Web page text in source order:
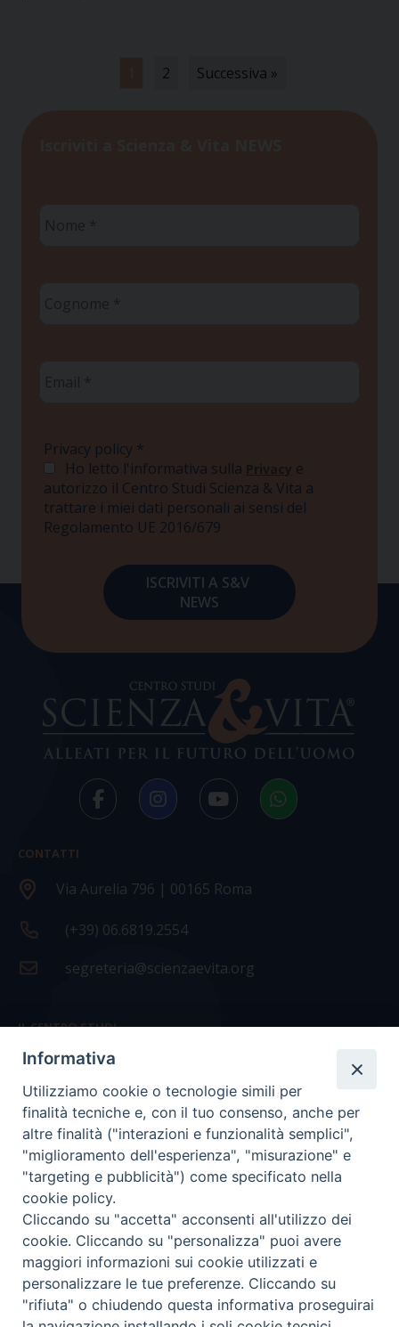
2 Successiva »
Privacy policy *
Ho letto l'informativa sulla Privacy e
autorizzo il Centro Studi Scienza & Vita a
trattare i miei dati personali ai sensi del
Regolamento UE 2016/679
CONTATTI
Via Aurelia 796 | 00165 Roma
(+39) 06.6819.2554
segreteria@scienzaevita.org
IL CENTRO STUDI
La nostra storia
Statuto
Presidenza e ufficio presidenza
Consiglio scientifico
Coordinamento nazionale
COPYRIGHT Scienza & Vita - C.F96600690588- Tutti i
Informativa
Utilizziamo cookie o tecnologie simili per
finalità tecniche e, con il tuo consenso, anche per
altre finalità ("interazioni e funzionalità semplici",
"miglioramento dell'esperienza", "misurazione" e
"targeting e pubblicità") come specificato nella
cookie policy.
Cliccando su "accetta" acconsenti all'utilizzo dei
cookie. Cliccando su "personalizza" puoi avere
maggiori informazioni sui cookie utilizzati e
personalizzare le tue preferenze. Cliccando su
"rifiuta" o chiudendo questa informativa proseguirai